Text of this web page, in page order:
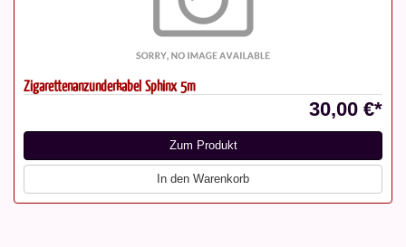
Zigarettenanzünderkabel Sphinx 5m
30,00 €*
Zum Produkt
In den Warenkorb